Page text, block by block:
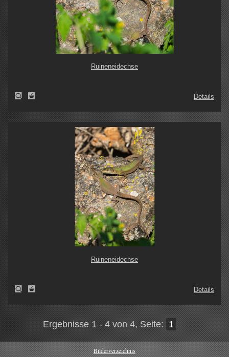
Ruineneidechse
Details
Ruineneidechse
Details
Ergebnisse 1 - 4 von 4, Seite: 1
Bilderverzeichnis